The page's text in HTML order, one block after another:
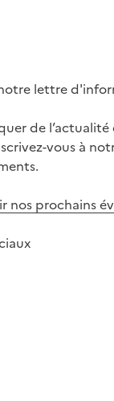
lettre
de
vous à
nos prochains